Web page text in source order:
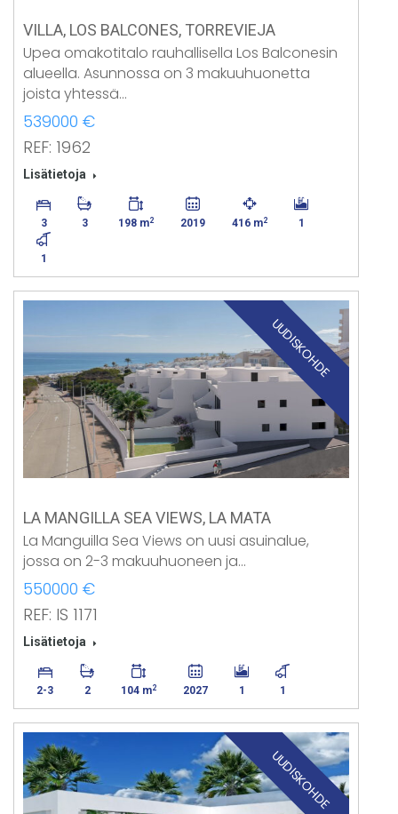
VILLA, LOS BALCONES, TORREVIEJA
Upea omakotitalo rauhallisella Los Balconesin
alueella. Asunnossa on 3 makuuhuonetta
joista yhtessä…
539000 €
REF: 1962
Lisätietoja
3 3 198 m2 2019 416 m2 1
1
UUDISKOHDE
LA MANGILLA SEA VIEWS, LA MATA
La Manguilla Sea Views on uusi asuinalue,
jossa on 2-3 makuuhuoneen ja…
550000 €
REF: IS 1171
Lisätietoja
2-3 2 104 m2 2027 1 1
UUDISKOHDE